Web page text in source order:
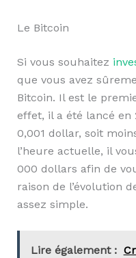
Le Bitcoin
Si vous souhaitez
que vous avez
Bitcoin. Il est le
effet, il a été lancé en
0,001 dollar, soit
l’heure actuelle, il
000 dollars afin de
raison de l’évolution
assez simple.
Lire également :